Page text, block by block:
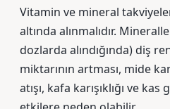
Vitamin ve mineral
altında alınmalıdır.
dozlarda alındığında) diş
miktarının artması, mide
atışı, kafa karışıklığı ve